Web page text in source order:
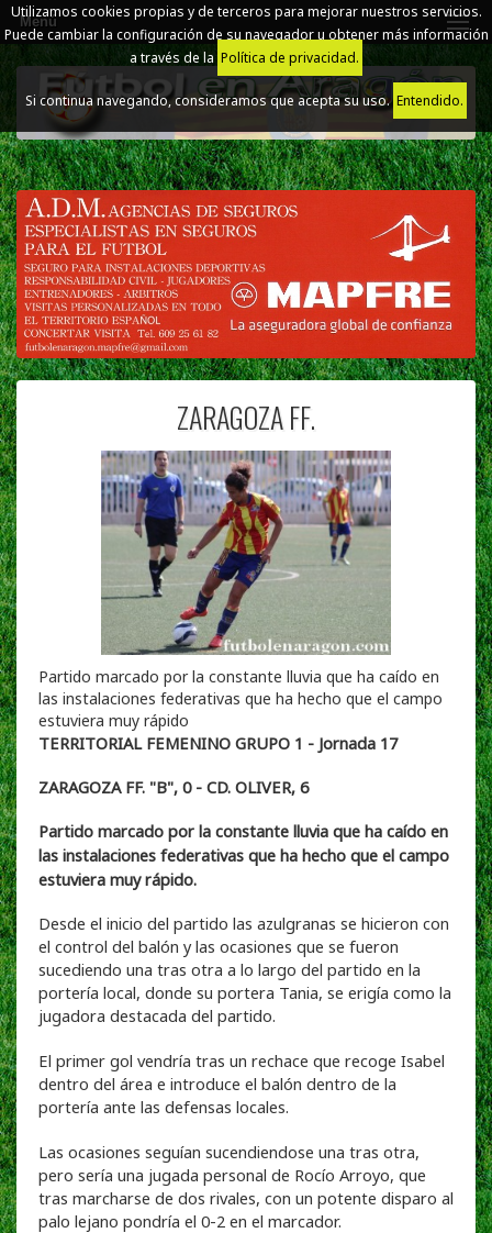
Utilizamos cookies propias y de terceros para mejorar nuestros servicios.
Puede cambiar la configuración de su navegador u obtener más información
a través de la Política de privacidad.
Si continua navegando, consideramos que acepta su uso.Entendido.
Menú
ZARAGOZA FF.
Partido marcado por la constante lluvia que ha caído en
las instalaciones federativas que ha hecho que el campo
estuviera muy rápido
TERRITORIAL FEMENINO GRUPO 1 - Jornada 17
ZARAGOZA FF. "B", 0 - CD. OLIVER, 6
Partido marcado por la constante lluvia que ha caído en
las instalaciones federativas que ha hecho que el campo
estuviera muy rápido.
Desde el inicio del partido las azulgranas se hicieron con
el control del balón y las ocasiones que se fueron
sucediendo una tras otra a lo largo del partido en la
portería local, donde su portera Tania, se erigía como la
jugadora destacada del partido.
El primer gol vendría tras un rechace que recoge Isabel
dentro del área e introduce el balón dentro de la
portería ante las defensas locales.
Las ocasiones seguían sucendiendose una tras otra,
pero sería una jugada personal de Rocío Arroyo, que
tras marcharse de dos rivales, con un potente disparo al
palo lejano pondría el 0-2 en el marcador.